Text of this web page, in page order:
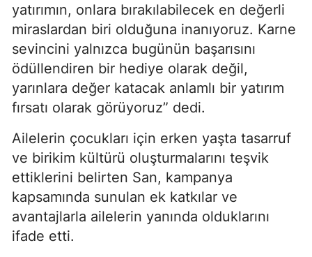
yatırımın, onlara bırakılabilecek en değerli
miraslardan biri olduğuna inanıyoruz. Karne
sevincini yalnızca bugünün başarısını
ödüllendiren bir hediye olarak değil,
yarınlara değer katacak anlamlı bir yatırım
fırsatı olarak görüyoruz” dedi.
Ailelerin çocukları için erken yaşta tasarruf
ve birikim kültürü oluşturmalarını teşvik
ettiklerini belirten San, kampanya
kapsamında sunulan ek katkılar ve
avantajlarla ailelerin yanında olduklarını
ifade etti.